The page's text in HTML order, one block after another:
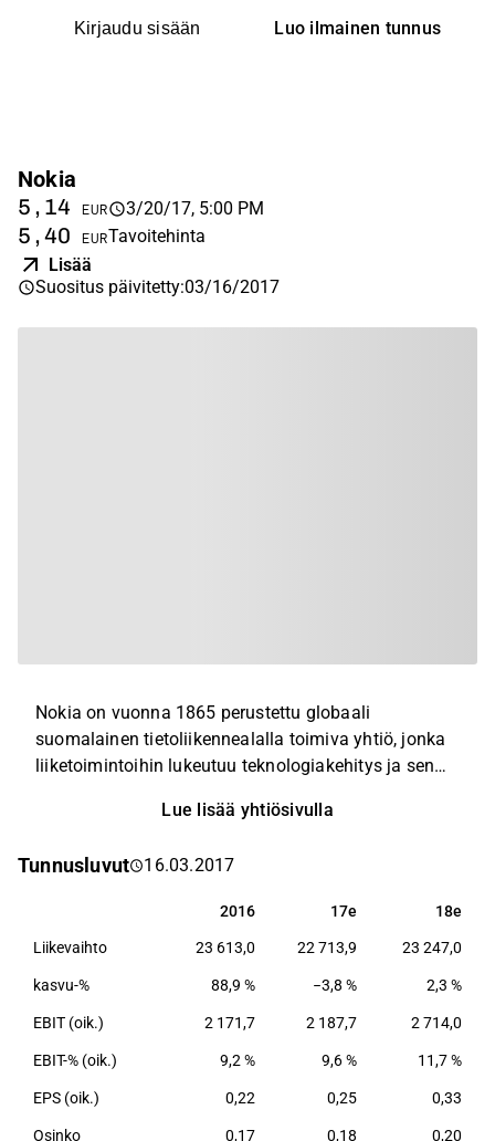
Kirjaudu sisään Luo ilmainen tunnus
Nokia
5,14 EUR 3/20/17, 5:00 PM
5,40 EURTavoitehinta
Lisää
Suositus päivitetty:03/16/2017
Nokia on vuonna 1865 perustettu globaali
suomalainen tietoliikennealalla toimiva yhtiö, jonka
liiketoimintoihin lukeutuu teknologiakehitys ja sen
ruotsalaisen Ericssonin ja kiinalaisen Huawein
sillä on maailmanlaajuinen johtoasema mobiili- ja
Lue lisää yhtiösivulla
Tunnusluvut 16.03.2017
2016 17e 18e
2016 17e 18e
Liikevaihto 23 613,0 22 713,9 23 247,0
kasvu-% 88,9 % −3,8 % 2,3 %
EBIT (oik.) 2 171,7 2 187,7 2 714,0
EBIT-% (oik.) 9,2 % 9,6 % 11,7 %
EPS (oik.) 0,22 0,25 0,33
Osinko 0,17 0,18 0,20